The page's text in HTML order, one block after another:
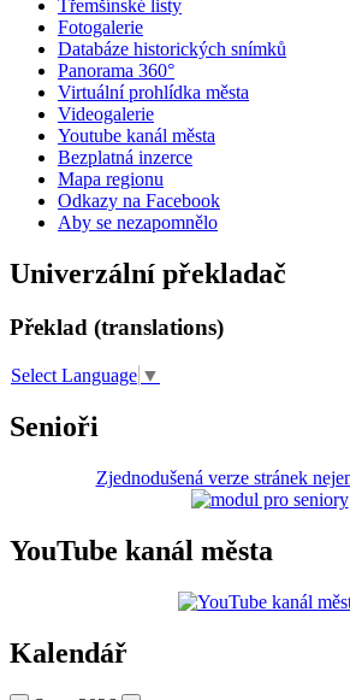
Třemšínské listy
Fotogalerie
Databáze historických snímků
Panorama 360°
Virtuální prohlídka města
Videogalerie
Youtube kanál města
Bezplatná inzerce
Mapa regionu
Odkazy na Facebook
Aby se nezapomnělo
Univerzální překladač
Překlad (translations)
Select Language ▼
Senioři
Zjednodušená verze stránek
YouTube kanál města
Kalendář